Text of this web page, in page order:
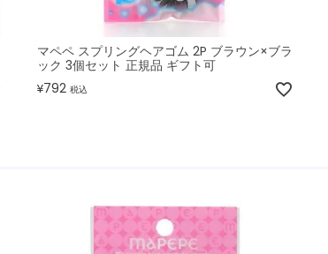
マペペ スプリングヘアゴム 2P ブラウン×ブラ
ック 3個セット 正規品 ギフト可
¥792 税込